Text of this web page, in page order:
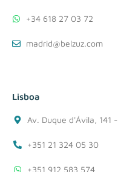
+34 618 27 03 72
madrid@belzuz.com
Lisboa
Av. Duque d'Ávila, 141
+351 21 324 05 30
+351 912 583 574